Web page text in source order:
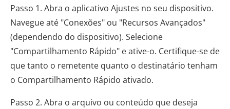
Passo 1. Abra o aplicativo Ajustes no seu dispositivo.
Navegue até "Conexões" ou "Recursos Avançados"
(dependendo do dispositivo). Selecione
"Compartilhamento Rápido" e ative-o. Certifique-se de
que tanto o remetente quanto o destinatário tenham
o Compartilhamento Rápido ativado.
Passo 2. Abra o arquivo ou conteúdo que deseja